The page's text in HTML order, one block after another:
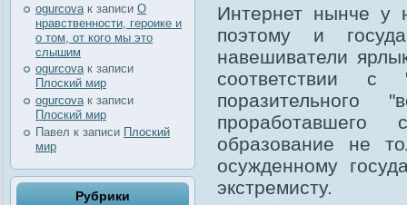
ogurcova к записи О
нравственности, героике и
о том, от кого мы это
слышим
ogurcovaк записи
Плоский мир
ogurcova к записи
Плоский мир
Павел к записи Плоский
мир
Рубрики
Интернет нынче у
поэтому и
навешиватели
соответствии с
образование не
осужденному
экстремисту.